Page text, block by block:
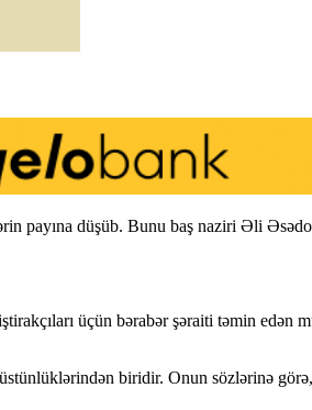
payına düşüb. Bunu baş naziri Əli
üçün bərabər şəraiti təmin edən
biridir. Onun sözlərinə